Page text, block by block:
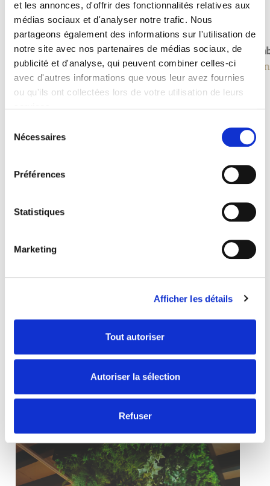
et les annonces, d'offrir des fonctionnalités relatives aux
médias sociaux et d'analyser notre trafic. Nous
partageons également des informations sur l'utilisation de
notre site avec nos partenaires de médias sociaux, de
publicité et d'analyse, qui peuvent combiner celles-ci
avec d'autres informations que vous leur avez fournies
ou qu'ils ont collectées lors de votre utilisation de leurs
Nécessaires
Préférences
Statistiques
Marketing
Afficher les détails
Tout autoriser
Autoriser la sélection
Refuser
Foxtail 60
Pflanzen und Bäume
Oft gesucht mit
ALLE ENTDECKEN